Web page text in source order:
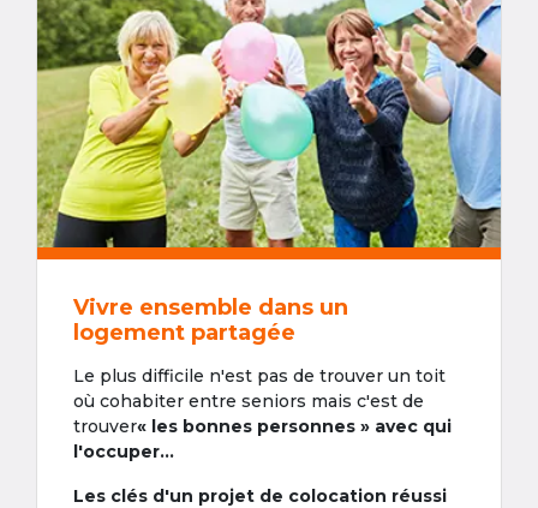
Vivre ensemble dans un
logement partagée
Le plus difficile n'est pas de trouver un toit
où cohabiter entre seniors mais c'est de
trouver« les bonnes personnes » avec qui
l'occuper...
Les clés d'un projet de colocation réussi